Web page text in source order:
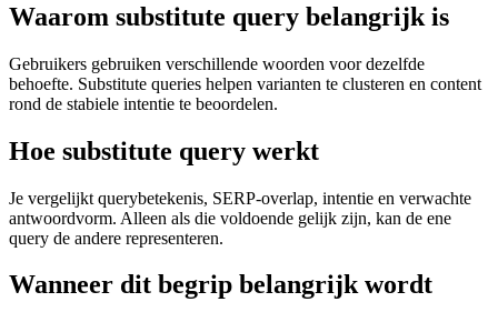
Waarom substitute query belangrijk is
Gebruikers gebruiken verschillende woorden voor dezelfde
behoefte. Substitute queries helpen varianten te clusteren en content
rond de stabiele intentie te beoordelen.
Hoe substitute query werkt
Je vergelijkt querybetekenis, SERP-overlap, intentie en verwachte
antwoordvorm. Alleen als die voldoende gelijk zijn, kan de ene
query de andere representeren.
Wanneer dit begrip belangrijk wordt